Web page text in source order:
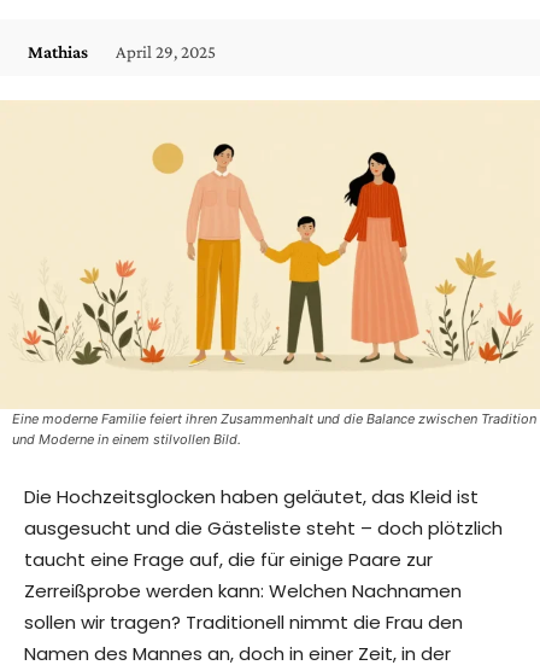
Mathias April 29, 2025
Eine moderne Familie feiert ihren Zusammenhalt und die Balance zwischen Tradition
und Moderne in einem stilvollen Bild.
Die Hochzeitsglocken haben geläutet, das Kleid ist
ausgesucht und die Gästeliste steht – doch plötzlich
taucht eine Frage auf, die für einige Paare zur
Zerreißprobe werden kann: Welchen Nachnamen
sollen wir tragen? Traditionell nimmt die Frau den
Namen des Mannes an, doch in einer Zeit, in der